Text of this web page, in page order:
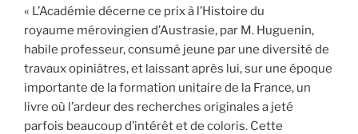
« L’Académie décerne ce prix à l’Histoire du
royaume mérovingien d’Austrasie, par M. Huguenin,
habile professeur, consumé jeune par une diversité de
travaux opiniâtres, et laissant après lui, sur une époque
importante de la formation unitaire de la France, un
livre où l’ardeur des recherches originales a jeté
parfois beaucoup d’intérêt et de coloris. Cette